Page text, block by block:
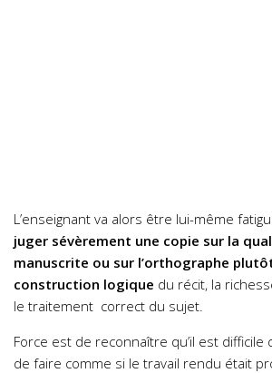
L’enseignant va alors être lui-même
juger sévèrement une copie sur la
manuscrite ou sur l’orthographe
construction logique du récit, la
le traitement correct du sujet.
Force est de reconnaître qu’il est
de faire comme si le travail rendu était